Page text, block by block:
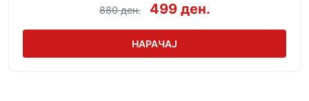
880 ден. 499 ден.
НАРАЧАЈ